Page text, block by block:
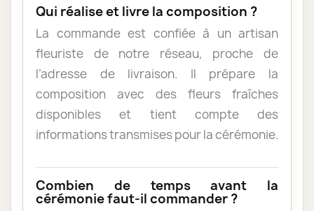
Qui réalise et livre la composition ?
La commande est confiée à un artisan
fleuriste de notre réseau, proche de
l’adresse de livraison. Il prépare la
composition avec des fleurs fraîches
disponibles et tient compte des
informations transmises pour la cérémonie.
Combien de temps avant la
cérémonie faut-il commander ?